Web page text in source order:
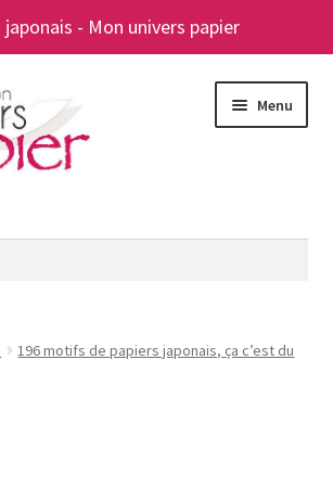
japonais - Mon univers papier
Menu
le
196 motifs de papiers japonais, ça c’est du